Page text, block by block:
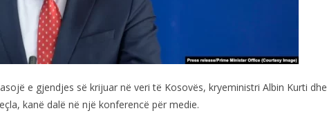
e gjendjes së krijuar në veri të Kosovës, kryeministri Albin Kurti dhe
kanë dalë në një konferencë për medie.